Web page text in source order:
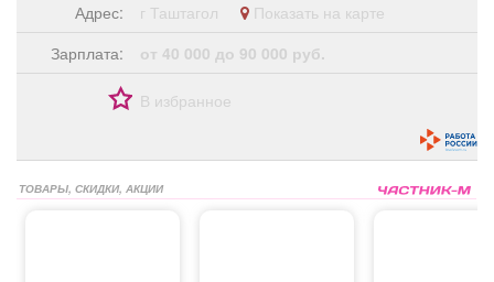
Адрес:
г Таштагол
Показать на карте
Зарплата:
от 40 000 до 90 000 руб.
В избранное
ТОВАРЫ, СКИДКИ, АКЦИИ